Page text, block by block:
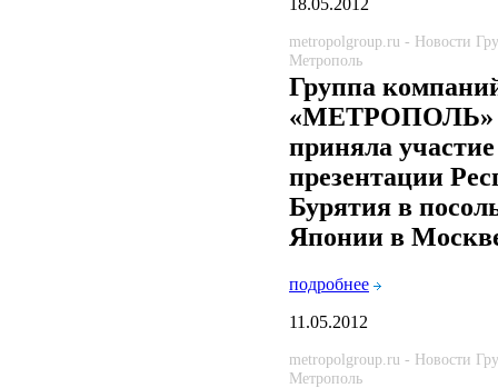
metropolgroup.ru - Новости
Метрополь
Группа
«МЕТРОПОЛЬ»
приняла
презентации
Бурятия в
Японии в
подробнее
11.05.2012
metropolgroup.ru - Новости
Метрополь